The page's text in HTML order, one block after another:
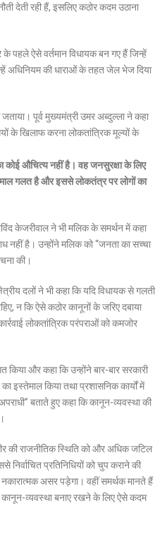
देती रही हैं, इसलिए कठोर कदम उठाना
पहले ऐसे वर्तमान विधायक बन गए हैं जिन्हें
अधिनियम की धाराओं के तहत जेल भेज दिया
जताया। पूर्व मुख्यमंत्री उमर अब्दुल्ला ने कहा
के खिलाफ करना लोकतांत्रिक मूल्यों के
औचित्य नहीं है। वह जनसुरक्षा के लिए
गलत है और इससे लोकतंत्र पर लोगों का
केजरीवाल ने भी मलिक के समर्थन में कहा
नहीं है। उन्होंने मलिक को “जनता का सच्चा
की।
दलों ने भी कहा कि यदि विधायक से गलती
न कि ऐसे कठोर कानूनों के जरिए दबाया
लोकतांत्रिक परंपराओं को कमजोर
किया और कहा कि उन्होंने बार-बार सरकारी
इस्तेमाल किया तथा प्रशासनिक कार्यों में
बताते हुए कहा कि कानून-व्यवस्था की
की राजनीतिक स्थिति को और अधिक जटिल
प्रतिनिधियों को चुप कराने की
नकारात्मक असर पड़ेगा। वहीं समर्थक मानते हैं
कानून-व्यवस्था बनाए रखने के लिए ऐसे कदम